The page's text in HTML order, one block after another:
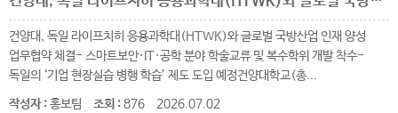
건양대, 독일 라이프치히 응용과학대(HTWK)와 글로벌 국방산업 인재 양성
업무협약 체결- 스마트보안·IT·공학 분야 학술교류 및 복수학위 개발 착수-
독일의 ‘기업 현장실습 병행 학습’ 제도 도입 예정건양대학교(총...
작성자 :홍보팀 조회 :876 2026.07.02